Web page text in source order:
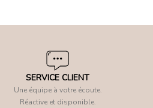
SERVICE CLIENT
Une équipe à votre écoute.
Réactive et disponible.